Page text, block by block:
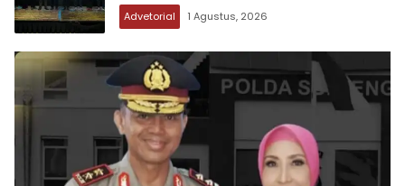
Tanpa Koordinasi
Advetorial 1 Agustus, 2026